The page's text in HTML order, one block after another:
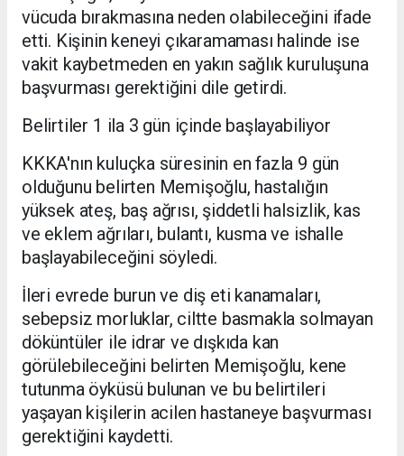
vücuda bırakmasına neden olabileceğini ifade
etti. Kişinin keneyi çıkaramaması halinde ise
vakit kaybetmeden en yakın sağlık kuruluşuna
başvurması gerektiğini dile getirdi.
Belirtiler 1 ila 3 gün içinde başlayabiliyor
KKKA'nın kuluçka süresinin en fazla 9 gün
olduğunu belirten Memişoğlu, hastalığın
yüksek ateş, baş ağrısı, şiddetli halsizlik, kas
ve eklem ağrıları, bulantı, kusma ve ishalle
başlayabileceğini söyledi.
İleri evrede burun ve diş eti kanamaları,
sebepsiz morluklar, ciltte basmakla solmayan
döküntüler ile idrar ve dışkıda kan
görülebileceğini belirten Memişoğlu, kene
tutunma öyküsü bulunan ve bu belirtileri
yaşayan kişilerin acilen hastaneye başvurması
gerektiğini kaydetti.